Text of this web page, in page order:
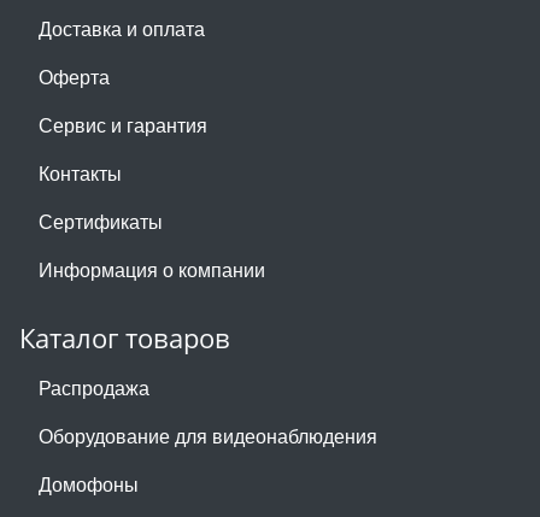
Доставка и оплата
Оферта
Сервис и гарантия
Контакты
Сертификаты
Информация о компании
Каталог товаров
Распродажа
Оборудование для видеонаблюдения
Домофоны